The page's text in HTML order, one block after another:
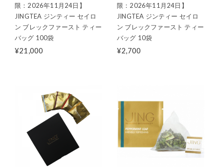
限：2026年11月24日】
JINGTEA ジンティー セイロ
ン ブレックファースト ティー
バッグ 100袋
¥21,000
限：2026年11月24日】
JINGTEA ジンティー セイロ
ン ブレックファースト ティー
バッグ 10袋
¥2,700